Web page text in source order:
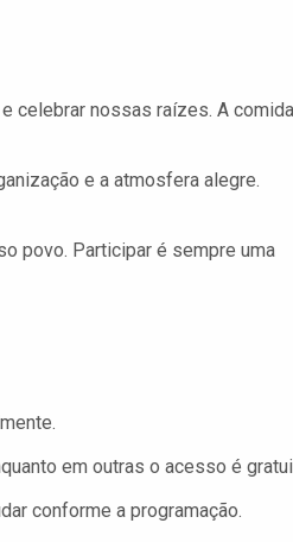
celebrar nossas raízes. A
e a atmosfera alegre.
povo. Participar é sempre uma
em outras o acesso é
conforme a programação.